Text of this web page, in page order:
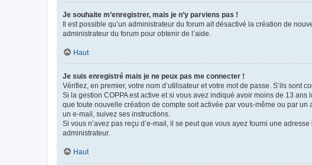
Je souhaite m’enregistrer, mais je n’y parviens pas !
Il est possible qu’un administrateur du forum ait désactivé la création de
administrateur du forum pour obtenir de l’aide.
Haut
Je suis enregistré mais je ne peux pas me connecter !
Vérifiez, en premier, votre nom d’utilisateur et votre mot de passe. S’ils sont
Si la gestion COPPA est active et si vous avez indiqué avoir moins de 13
que toute nouvelle création de compte soit activée par vous-même ou par
un e-mail, suivez ses instructions.
Si vous n’avez pas reçu d’e-mail, il se peut que vous ayez fourni une
administrateur.
Haut